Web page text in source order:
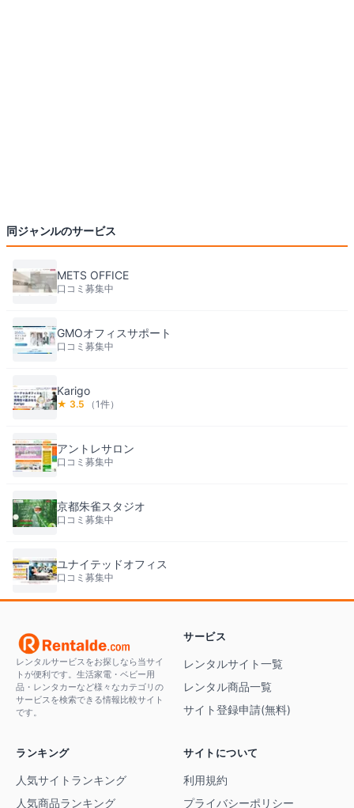
同ジャンルのサービス
METS OFFICE
口コミ募集中
GMOオフィスサポート
口コミ募集中
Karigo
★ 3.5 （1件）
アントレサロン
口コミ募集中
京都朱雀スタジオ
口コミ募集中
ユナイテッドオフィス
口コミ募集中
レンタルサービスをお探しなら当サイ
トが便利です。生活家電・ベビー用
品・レンタカーなど様々なカテゴリの
サービスを検索できる情報比較サイト
です。
サービス
レンタルサイト一覧
レンタル商品一覧
サイト登録申請(無料)
ランキング
人気サイトランキング
人気商品ランキング
サイトについて
利用規約
プライバシーポリシー